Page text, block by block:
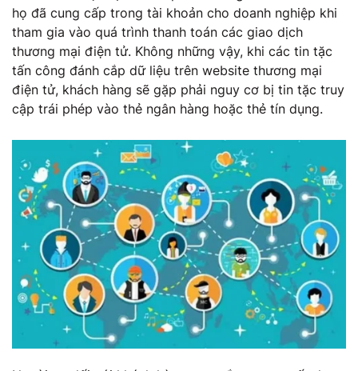
họ đã cung cấp trong tài khoản cho doanh nghiệp khi
tham gia vào quá trình thanh toán các giao dịch
thương mại điện tử. Không những vậy, khi các tin tặc
tấn công đánh cắp dữ liệu trên website thương mại
điện tử, khách hàng sẽ gặp phải nguy cơ bị tin tặc truy
cập trái phép vào thẻ ngân hàng hoặc thẻ tín dụng.